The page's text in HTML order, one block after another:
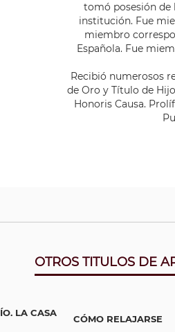
tomó posesión de
institución. Fue
miembro
Española. Fue
Recibió numerosos
de Oro y Título de
Honoris Causa.
OTROS TITULOS DE
LA CASA
CÓMO RELAJARSE